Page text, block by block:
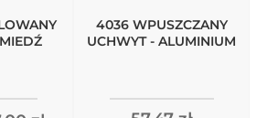
4036 WPUSZCZANY
UCHWYT - ALUMINIUM